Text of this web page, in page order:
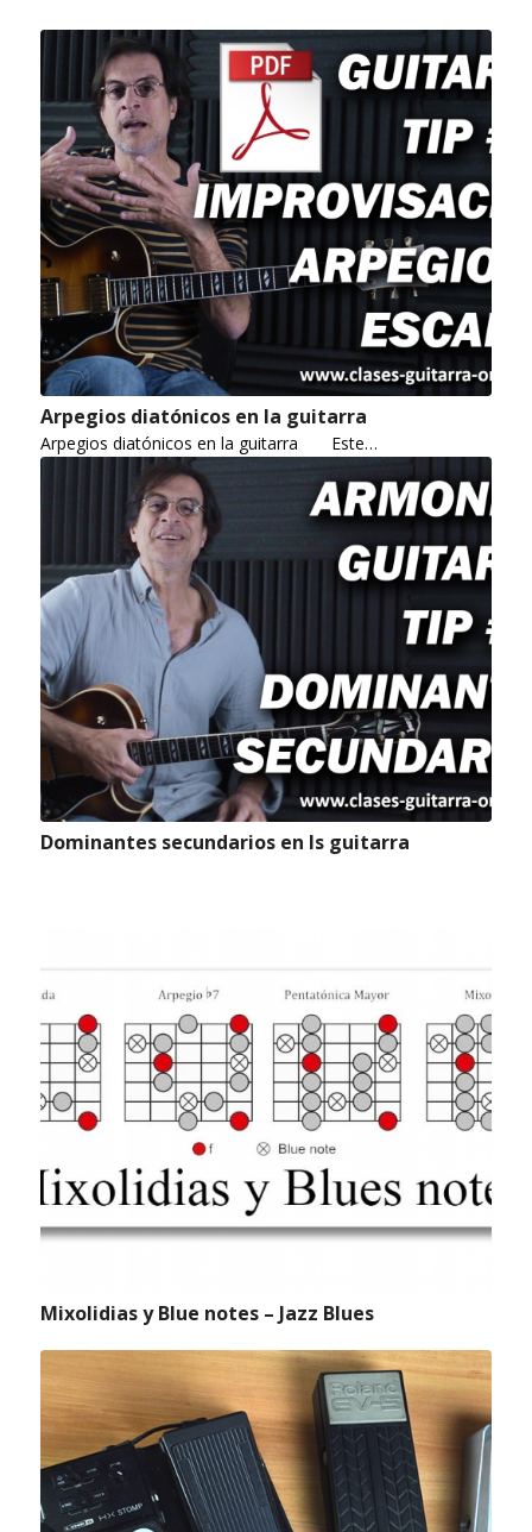
Arpegios diatónicos en la guitarra
Arpegios diatónicos en la guitarra Este…
Dominantes secundarios en ls guitarra
Mixolidias y Blue notes – Jazz Blues